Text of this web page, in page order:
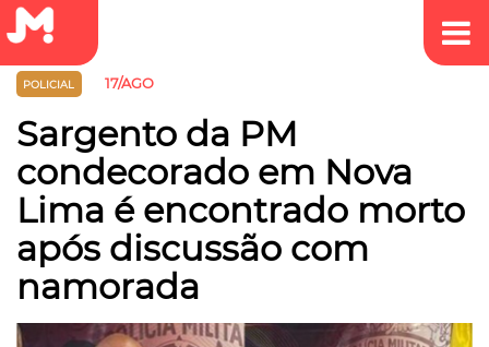
POLICIAL 17/AGO
Sargento da PM
condecorado em Nova
Lima é encontrado morto
após discussão com
namorada